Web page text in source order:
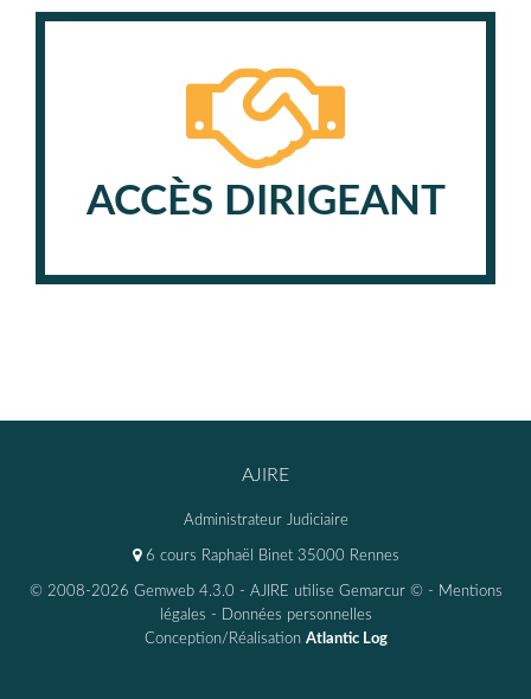
ACCÈS DIRIGEANT
AJIRE
Administrateur Judiciaire
6 cours Raphaël Binet 35000 Rennes
© 2008-2026 Gemweb 4.3.0 - AJIRE utilise Gemarcur © - Mentions
légales - Données personnelles
Conception/Réalisation Atlantic Log